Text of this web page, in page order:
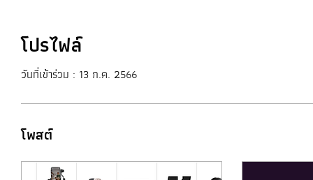
โปรไฟล์
วันที่เข้าร่วม : 13 ก.ค. 2566
โพสต์